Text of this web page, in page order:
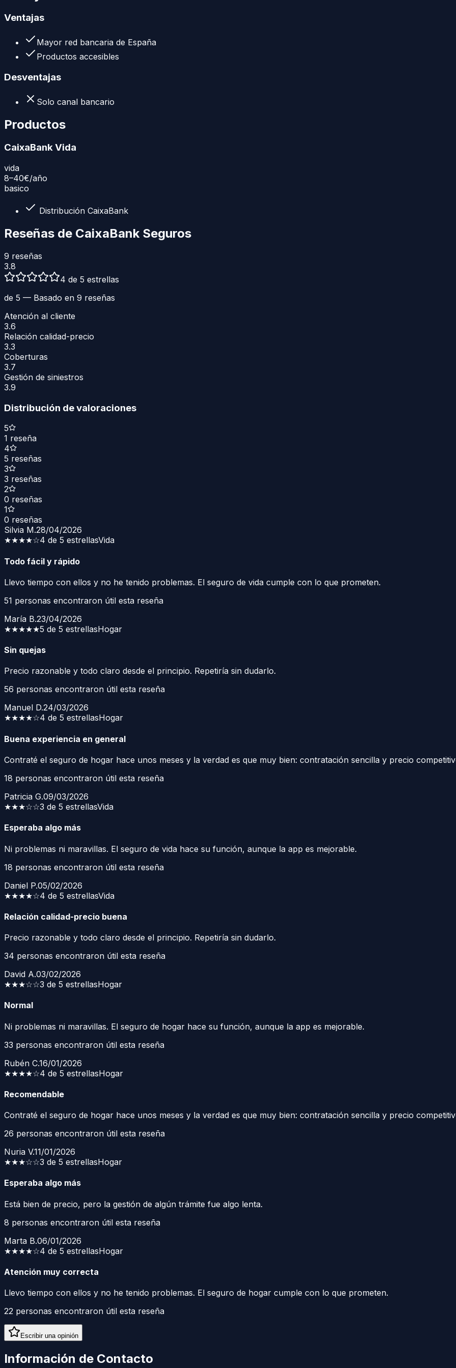
Ventajas
Mayor red bancaria de España
Productos accesibles
Desventajas
Solo canal bancario
Productos
CaixaBank Vida
vida
8–40€/año
basico
Distribución CaixaBank
Reseñas de CaixaBank Seguros
9 reseñas
3.8
4 de 5 estrellas
de 5 — Basado en 9 reseñas
Atención al cliente
3.6
Relación calidad-precio
3.3
Coberturas
3.7
Gestión de siniestros
3.9
Distribución de valoraciones
5
1 reseña
4
5 reseñas
3
3 reseñas
2
0 reseñas
1
0 reseñas
Silvia M.28/04/2026
★★★★☆4 de 5 estrellasVida
Todo fácil y rápido
Llevo tiempo con ellos y no he tenido problemas. El seguro de vida cumple con lo que prometen.
51 personas encontraron útil esta reseña
María B.23/04/2026
★★★★★5 de 5 estrellasHogar
Sin quejas
Precio razonable y todo claro desde el principio. Repetiría sin dudarlo.
56 personas encontraron útil esta reseña
Manuel D.24/03/2026
★★★★☆4 de 5 estrellasHogar
Buena experiencia en general
Contraté el seguro de hogar hace unos meses y la verdad es que muy bien: contratación sencilla y precio
18 personas encontraron útil esta reseña
Patricia G.09/03/2026
★★★☆☆3 de 5 estrellasVida
Esperaba algo más
Ni problemas ni maravillas. El seguro de vida hace su función, aunque la app es mejorable.
18 personas encontraron útil esta reseña
Daniel P.05/02/2026
★★★★☆4 de 5 estrellasVida
Relación calidad-precio buena
Precio razonable y todo claro desde el principio. Repetiría sin dudarlo.
34 personas encontraron útil esta reseña
David A.03/02/2026
★★★☆☆3 de 5 estrellasHogar
Normal
Ni problemas ni maravillas. El seguro de hogar hace su función, aunque la app es mejorable.
33 personas encontraron útil esta reseña
Rubén C.16/01/2026
★★★★☆4 de 5 estrellasHogar
Recomendable
Contraté el seguro de hogar hace unos meses y la verdad es que muy bien: contratación sencilla y precio
26 personas encontraron útil esta reseña
Nuria V.11/01/2026
★★★☆☆3 de 5 estrellasHogar
Esperaba algo más
Está bien de precio, pero la gestión de algún trámite fue algo lenta.
8 personas encontraron útil esta reseña
Marta B.06/01/2026
★★★★☆4 de 5 estrellasHogar
Atención muy correcta
Llevo tiempo con ellos y no he tenido problemas. El seguro de hogar cumple con lo que prometen.
22 personas encontraron útil esta reseña
Escribir una opinión
Información de Contacto